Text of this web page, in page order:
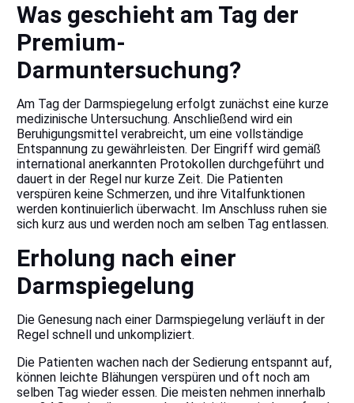
Was geschieht am Tag der
Premium-
Darmuntersuchung?
Am Tag der Darmspiegelung erfolgt zunächst eine kurze
medizinische Untersuchung. Anschließend wird ein
Beruhigungsmittel verabreicht, um eine vollständige
Entspannung zu gewährleisten. Der Eingriff wird gemäß
international anerkannten Protokollen durchgeführt und
dauert in der Regel nur kurze Zeit. Die Patienten
verspüren keine Schmerzen, und ihre Vitalfunktionen
werden kontinuierlich überwacht. Im Anschluss ruhen sie
sich kurz aus und werden noch am selben Tag entlassen.
Erholung nach einer
Darmspiegelung
Die Genesung nach einer Darmspiegelung verläuft in der
Regel schnell und unkompliziert.
Die Patienten wachen nach der Sedierung entspannt auf,
können leichte Blähungen verspüren und oft noch am
selben Tag wieder essen. Die meisten nehmen innerhalb